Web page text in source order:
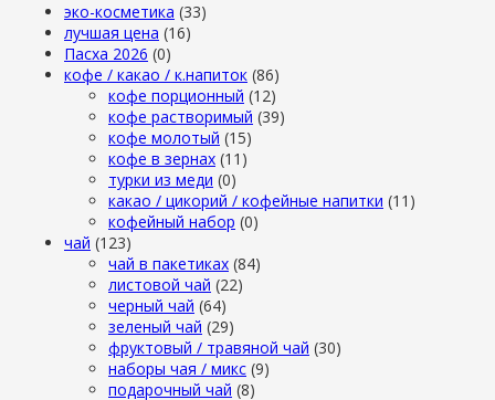
эко-косметика (33)
лучшая цена (16)
Пасха 2026 (0)
кофе / какао / к.напиток (86)
кофе порционный (12)
кофе растворимый (39)
кофе молотый (15)
кофе в зернах (11)
турки из меди (0)
какао / цикорий / кофейные напитки (11)
кофейный набор (0)
чай (123)
чай в пакетиках (84)
листовой чай (22)
черный чай (64)
зеленый чай (29)
фруктовый / травяной чай (30)
наборы чая / микс (9)
подарочный чай (8)